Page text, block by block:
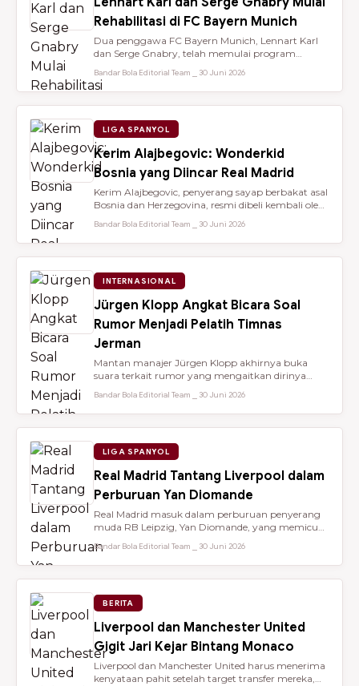
Rehabilitasi di FC Bayern Munich
Dua penggawa FC Bayern Munich, Lennart Karl
dan Serge Gnabry, telah memulai program
Bandar Bola Editorial Team ⎯ 30 Juni 2026
LIGA SPANYOL
Kerim Alajbegovic: Wonderkid
Bosnia yang Diincar Real Madrid
Kerim Alajbegovic, penyerang sayap berbakat asal
Bosnia dan Herzegovina, resmi dibeli kembali oleh
Bandar Bola Editorial Team ⎯ 30 Juni 2026
INTERNASIONAL
Jürgen Klopp Angkat Bicara Soal
Rumor Menjadi Pelatih Timnas
Jerman
Mantan manajer Jürgen Klopp akhirnya buka
suara terkait rumor yang mengaitkan dirinya
Bandar Bola Editorial Team ⎯ 30 Juni 2026
LIGA SPANYOL
Real Madrid Tantang Liverpool dalam
Perburuan Yan Diomande
Real Madrid masuk dalam perburuan penyerang
muda RB Leipzig, Yan Diomande, yang memicu
Bandar Bola Editorial Team ⎯ 30 Juni 2026
BERITA
Liverpool dan Manchester United
Gigit Jari Kejar Bintang Monaco
Liverpool dan Manchester United harus menerima
kenyataan pahit setelah target transfer mereka,